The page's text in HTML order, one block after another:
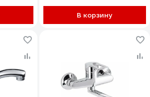
В корзину